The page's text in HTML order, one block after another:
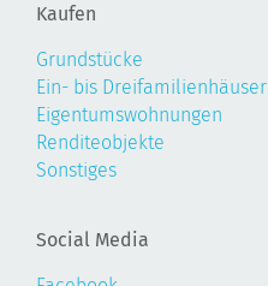
Kaufen
Grundstücke
Ein- bis Dreifamilienhäuser
Eigentumswohnungen
Renditeobjekte
Sonstiges
Social Media